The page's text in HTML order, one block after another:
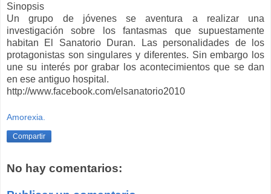
Sinopsis
Un grupo de jóvenes se aventura a realizar una
investigación sobre los fantasmas que supuestamente
habitan El Sanatorio Duran. Las personalidades de los
protagonistas son singulares y diferentes. Sin embargo los
une su interés por grabar los acontecimientos que se dan
en ese antiguo hospital.
http://www.facebook.com/elsanatorio2010
Amorexia.
Compartir
No hay comentarios: